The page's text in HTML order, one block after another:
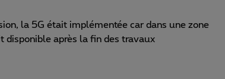
la 5G était implémentée car dans une zone
disponible après la fin des travaux